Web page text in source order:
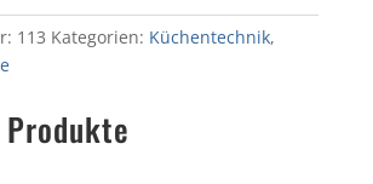
113 Kategorien: Küchentechnik,